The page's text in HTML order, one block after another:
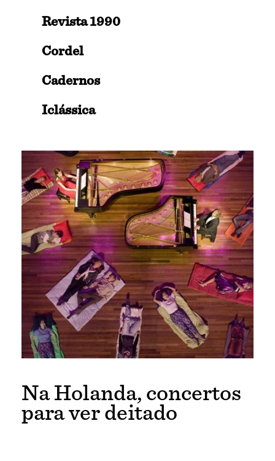
Revista 1990
Cordel
Cadernos
Iclássica
Na Holanda, concertos
para ver deitado